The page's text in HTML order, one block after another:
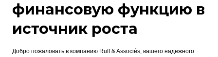
финансовую функцию в
источник роста
Добро пожаловать в компанию Ruff & Associés, вашего надежного